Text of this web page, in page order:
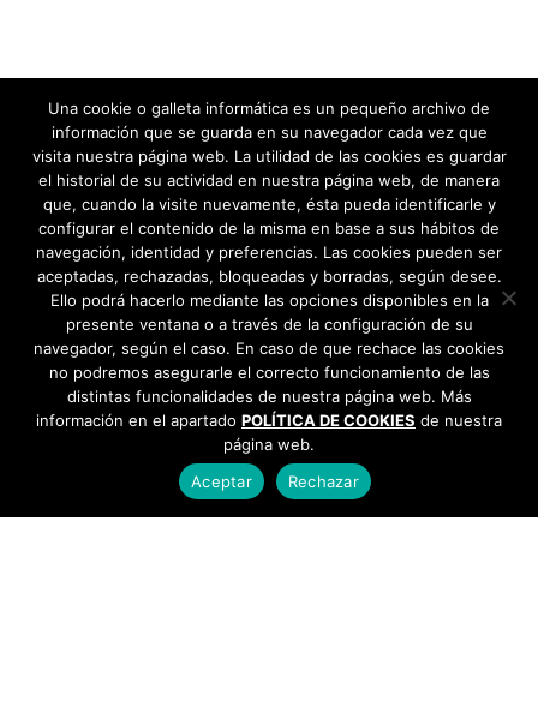
Una cookie o galleta informática es un pequeño archivo de
información que se guarda en su navegador cada vez que
visita nuestra página web. La utilidad de las cookies es guardar
el historial de su actividad en nuestra página web, de manera
que, cuando la visite nuevamente, ésta pueda identificarle y
configurar el contenido de la misma en base a sus hábitos de
navegación, identidad y preferencias. Las cookies pueden ser
aceptadas, rechazadas, bloqueadas y borradas, según desee.
Ello podrá hacerlo mediante las opciones disponibles en la
presente ventana o a través de la configuración de su
navegador, según el caso. En caso de que rechace las cookies
no podremos asegurarle el correcto funcionamiento de las
distintas funcionalidades de nuestra página web. Más
información en el apartado POLÍTICA DE COOKIES de nuestra
página web.
Aceptar
Rechazar